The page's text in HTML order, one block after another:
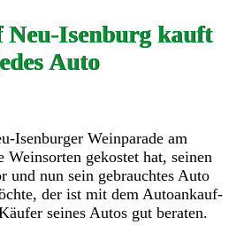
Neu-Isenburg kauft
Auto
Isenburger Weinparade am
gekostet hat, seinen
und nun sein gebrauchtes Auto
der ist mit dem Autoankauf-
seines Autos gut beraten.